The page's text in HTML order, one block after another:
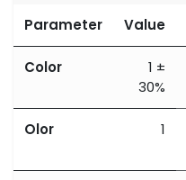
Parameter Value
Color
1 ±
30%
Olor 1